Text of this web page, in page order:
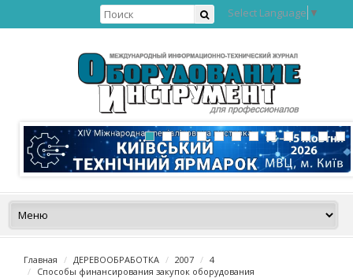
Select Language ▼
Главная ДЕРЕВООБРАБОТКА 2007
4
Способы финансирования закупок оборудования